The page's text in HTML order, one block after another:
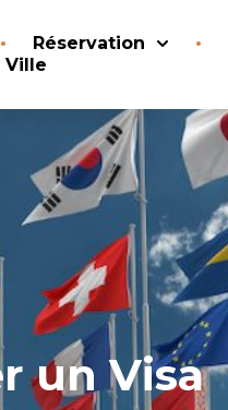
Réservation
Ville
un Visa